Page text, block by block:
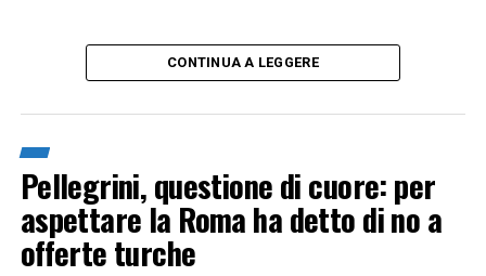
CONTINUA A LEGGERE
Pellegrini, questione di cuore: per
aspettare la Roma ha detto di no a
offerte turche